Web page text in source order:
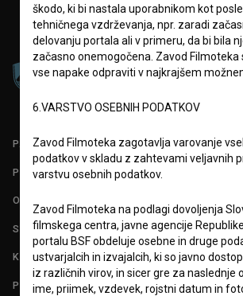
PARTNERJI
POGOJI UPORABE
O PROJEKTU
STATISTIKA
KONTAKT
POGOSTA VPRAŠANJA
škodo, ki bi nastala uporabnikom kot
tehničnega vzdrževanja, npr. zaradi
delovanju portala ali v primeru, da bi bila
začasno onemogočena. Zavod Filmoteka
vse napake odpraviti v najkrajšem
6.VARSTVO OSEBNIH PODATKOV
Zavod Filmoteka zagotavlja varovanje
podatkov v skladu z zahtevami veljavnih
varstvu osebnih podatkov.
Zavod Filmoteka na podlagi dovoljenja
filmskega centra, javne agencije
portalu BSF obdeluje osebne in druge
ustvarjalcih in izvajalcih, ki so javno
iz različnih virov, in sicer gre za naslednje
ime, priimek, vzdevek, rojstni datum in